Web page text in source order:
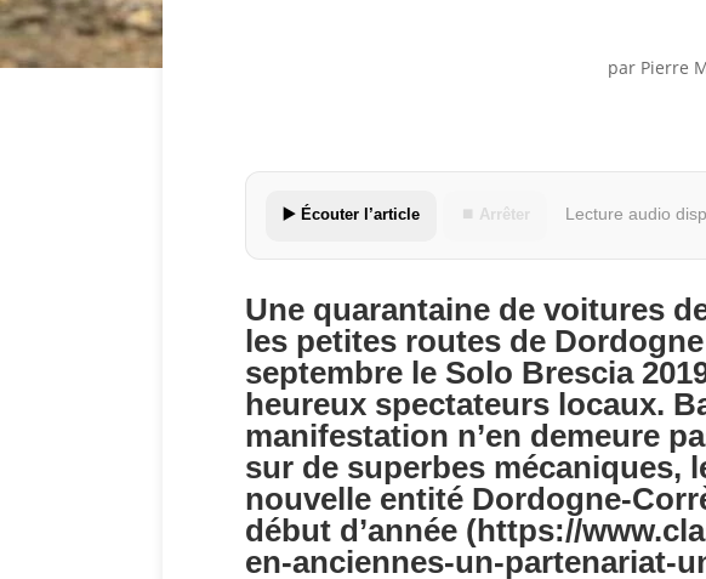
par Pierre
▶️ Écouter l’article ⏹ Arrêter Lecture audio
Une quarantaine de voitures
les petites routes de
septembre le Solo Brescia
heureux spectateurs locaux.
manifestation n’en demeure
sur de superbes mécaniques,
nouvelle entité Dordogne-
début d’année (https://
en-anciennes-un-partenariat-